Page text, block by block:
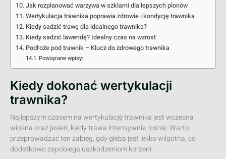
Jak rozplanować warzywa w szklarni dla lepszych plonów
Wertykulacja trawnika poprawia zdrowie i kondycję trawnika
Kiedy sadzić trawę dla idealnego trawnika?
Kiedy sadzić lawendę? Idealny czas na wzrost
Podłoże pod trawnik – Klucz do zdrowego trawnika
Powiązane wpisy:
Kiedy dokonać wertykulacji
trawnika?
Najlepszym czasem na wertykulację trawnika jest wczesna
wiosna oraz jesień, kiedy trawa intensywnie rośnie. Warto
przeprowadzać ten zabieg, gdy gleba jest lekko wilgotna, co
dodatkowo zapobiega uszkodzeniom korzeni.